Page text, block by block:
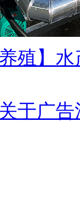
养殖】
于广